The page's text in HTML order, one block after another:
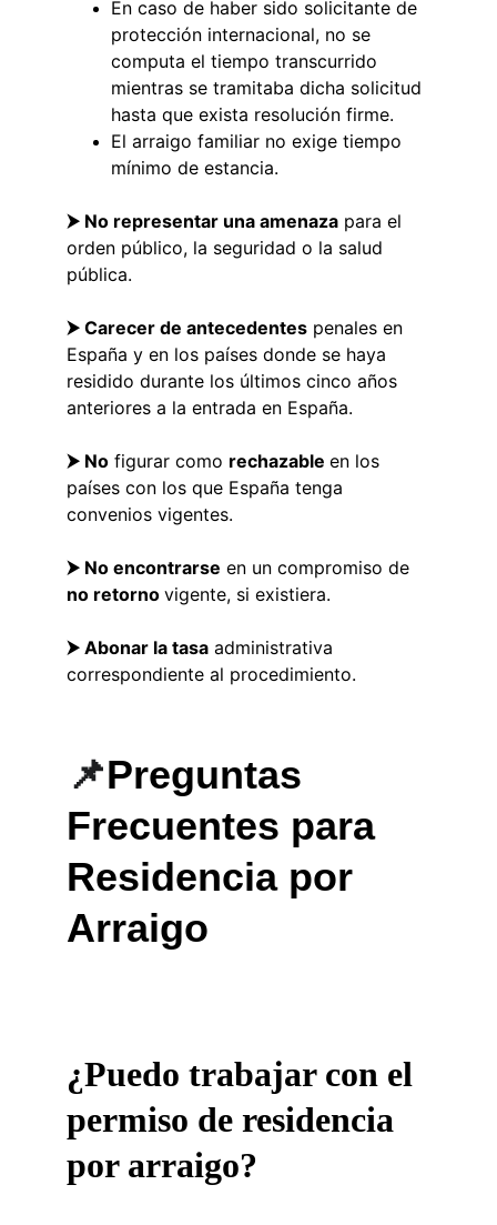
En caso de haber sido solicitante de
protección internacional, no se
computa el tiempo transcurrido
mientras se tramitaba dicha solicitud
hasta que exista resolución firme.
El arraigo familiar no exige tiempo
mínimo de estancia.
⮞ No representar una amenaza para el
orden público, la seguridad o la salud
pública.
⮞ Carecer de antecedentes penales en
España y en los países donde se haya
residido durante los últimos cinco años
anteriores a la entrada en España.
⮞ No figurar como rechazable en los
países con los que España tenga
convenios vigentes.
⮞ No encontrarse en un compromiso de
no retorno vigente, si existiera.
⮞ Abonar la tasa administrativa
correspondiente al procedimiento.
📌Preguntas
Frecuentes para
Residencia por
Arraigo
¿Puedo trabajar con el
permiso de residencia
por arraigo?